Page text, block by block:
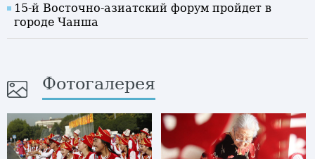
15-й Восточно-азиатский форум пройдет в
городе Чанша
Фотогалерея